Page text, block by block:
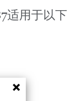
适用于以下